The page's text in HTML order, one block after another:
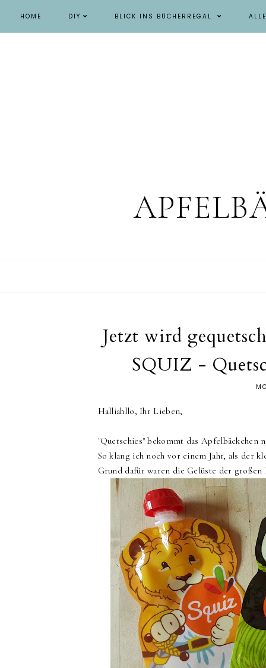
HOME DIY BLICK INS BÜCHERREGAL
Jetzt wird
SQUIZ -
Halliahllo, Ihr Lieben,
"Quetschies" bekommt das Apfelbäckchen
So klang ich noch vor einem Jahr, als der
Grund dafür waren die Gelüste der